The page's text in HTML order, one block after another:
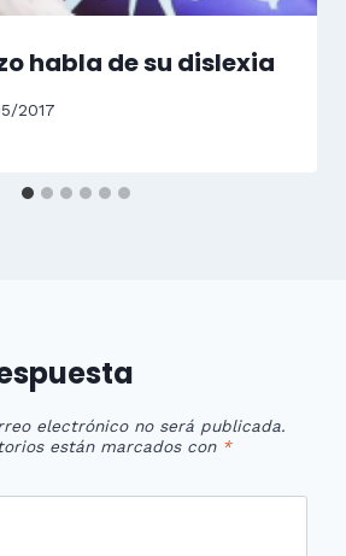
habla de su dislexia
2017
electrónico no será publicada.
están marcados con *